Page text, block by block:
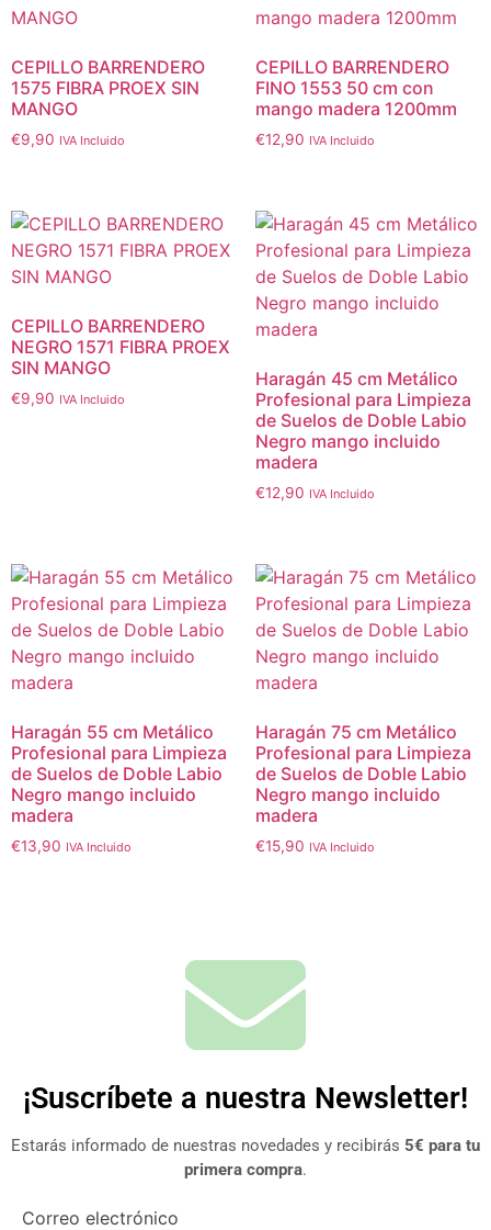
CEPILLO BARRENDERO
1575 FIBRA PROEX SIN
MANGO
€9,90 IVA Incluido
CEPILLO BARRENDERO
FINO 1553 50 cm con
mango madera 1200mm
€12,90 IVA Incluido
CEPILLO BARRENDERO
NEGRO 1571 FIBRA PROEX
SIN MANGO
€9,90 IVA Incluido
Haragán 45 cm Metálico
Profesional para Limpieza
de Suelos de Doble Labio
Negro mango incluido
madera
€12,90 IVA Incluido
Haragán 55 cm Metálico
Profesional para Limpieza
de Suelos de Doble Labio
Negro mango incluido
madera
€13,90 IVA Incluido
Haragán 75 cm Metálico
Profesional para Limpieza
de Suelos de Doble Labio
Negro mango incluido
madera
€15,90 IVA Incluido
¡Suscríbete a nuestra Newsletter!
Estarás informado de nuestras novedades y recibirás 5€ para tu
primera compra.
Correo electrónico